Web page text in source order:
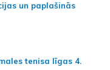
un paplašinās
tenisa līgas 4.